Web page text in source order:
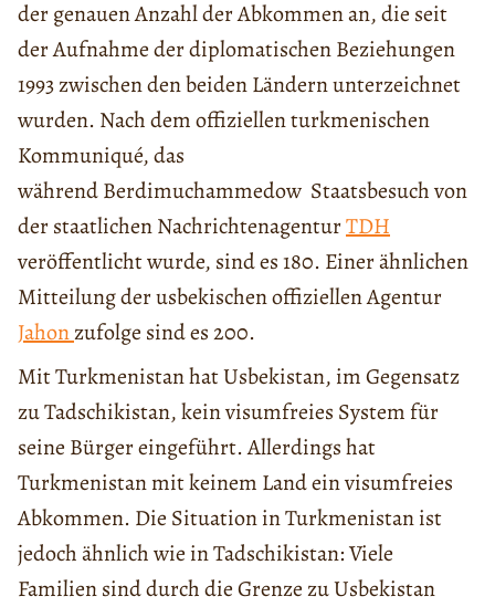
der genauen Anzahl der Abkommen an, die seit
der Aufnahme der diplomatischen Beziehungen
1993 zwischen den beiden Ländern unterzeichnet
wurden. Nach dem offiziellen turkmenischen
Kommuniqué, das
während Berdimuchammedow Staatsbesuch von
der staatlichen NachrichtenagenturTDH
veröffentlicht wurde, sind es 180. Einer ähnlichen
Mitteilung der usbekischen offiziellen Agentur
Jahonzufolge sind es 200.
Mit Turkmenistan hat Usbekistan, im Gegensatz
zu Tadschikistan, kein visumfreies System für
seine Bürger eingeführt. Allerdings hat
Turkmenistan mit keinem Land ein visumfreies
Abkommen. Die Situation in Turkmenistan ist
jedoch ähnlich wie in Tadschikistan: Viele
Familien sind durch die Grenze zu Usbekistan